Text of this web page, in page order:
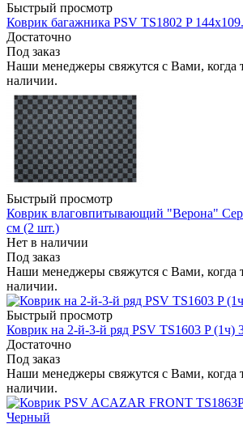
Быстрый просмотр
Коврик багажника PSV TS1802 P
Достаточно
Под заказ
Наши менеджеры свяжутся с Вами, когда
наличии.
Быстрый просмотр
Коврик влаговпитывающий "Верона"
см (2 шт.)
Нет в наличии
Под заказ
Наши менеджеры свяжутся с Вами, когда
наличии.
Быстрый просмотр
Коврик на 2-й-3-й ряд PSV TS1603 P (1ч)
Достаточно
Под заказ
Наши менеджеры свяжутся с Вами, когда
наличии.